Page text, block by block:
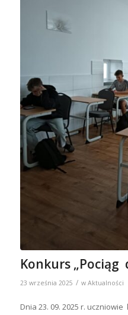
Konkurs „Pociąg
23 września 2025 / w Aktualności
Dnia 23. 09. 2025 r. uczniowie